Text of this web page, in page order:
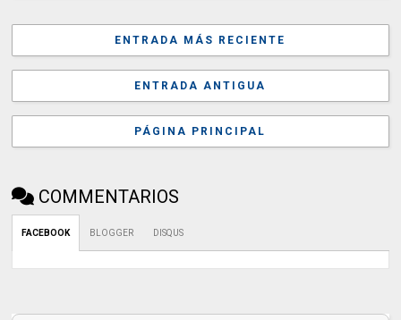
ENTRADA MÁS RECIENTE
ENTRADA ANTIGUA
PÁGINA PRINCIPAL
COMMENTARIOS
FACEBOOK BLOGGER DISQUS